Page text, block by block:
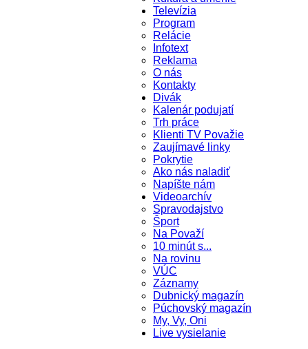
Televízia
Program
Relácie
Infotext
Reklama
O nás
Kontakty
Divák
Kalenár podujatí
Trh práce
Klienti TV Považie
Zaujímavé linky
Pokrytie
Ako nás naladiť
Napíšte nám
Videoarchív
Spravodajstvo
Šport
Na Považí
10 minút s...
Na rovinu
VÚC
Záznamy
Dubnický magazín
Púchovský magazín
My, Vy, Oni
Live vysielanie